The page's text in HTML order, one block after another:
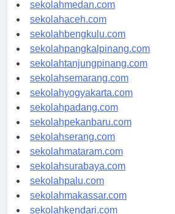
sekolahmedan.com
sekolahaceh.com
sekolahbengkulu.com
sekolahpangkalpinang.com
sekolahtanjungpinang.com
sekolahsemarang.com
sekolahyogyakarta.com
sekolahpadang.com
sekolahpekanbaru.com
sekolahserang.com
sekolahmataram.com
sekolahsurabaya.com
sekolahpalu.com
sekolahmakassar.com